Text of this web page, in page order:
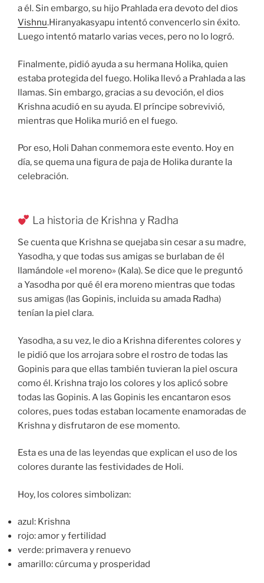
a él. Sin embargo, su hijo Prahlada era devoto del dios
Vishnu.Hiranyakasyapu intentó convencerlo sin éxito.
Luego intentó matarlo varias veces, pero no lo logró.
Finalmente, pidió ayuda a su hermana Holika, quien
estaba protegida del fuego. Holika llevó a Prahlada a las
llamas. Sin embargo, gracias a su devoción, el dios
Krishna acudió en su ayuda. El príncipe sobrevivió,
mientras que Holika murió en el fuego.
Por eso, Holi Dahan conmemora este evento. Hoy en
día, se quema una figura de paja de Holika durante la
celebración.
La historia de Krishna y Radha
Se cuenta que Krishna se quejaba sin cesar a su madre,
Yasodha, y que todas sus amigas se burlaban de él
llamándole «el moreno» (Kala). Se dice que le preguntó
a Yasodha por qué él era moreno mientras que todas
sus amigas (las Gopinis, incluida su amada Radha)
tenían la piel clara.
Yasodha, a su vez, le dio a Krishna diferentes colores y
le pidió que los arrojara sobre el rostro de todas las
Gopinis para que ellas también tuvieran la piel oscura
como él. Krishna trajo los colores y los aplicó sobre
todas las Gopinis. A las Gopinis les encantaron esos
colores, pues todas estaban locamente enamoradas de
Krishna y disfrutaron de ese momento.
Esta es una de las leyendas que explican el uso de los
colores durante las festividades de Holi.
Hoy, los colores simbolizan:
azul: Krishna
rojo: amor y fertilidad
verde: primavera y renuevo
amarillo: cúrcuma y prosperidad